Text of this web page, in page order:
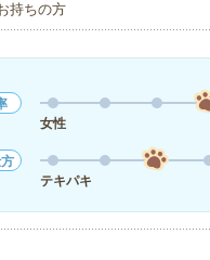
持ちの方
女性
テキパキ